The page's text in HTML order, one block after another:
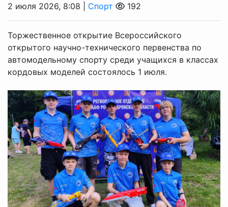
2 июля 2026, 8:08 | Спорт 192
Торжественное открытие Всероссийского
открытого научно-технического первенства по
автомодельному спорту среди учащихся в классах
кордовых моделей состоялось 1 июля.